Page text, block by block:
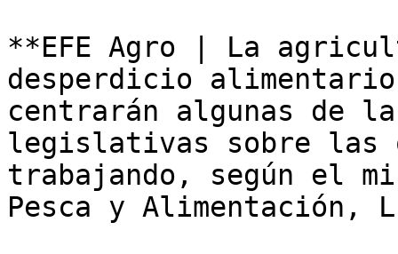
**EFE Agro | La
desperdicio
centrarán algunas de
legislativas sobre las
trabajando, según el
Pesca y Alimentación,